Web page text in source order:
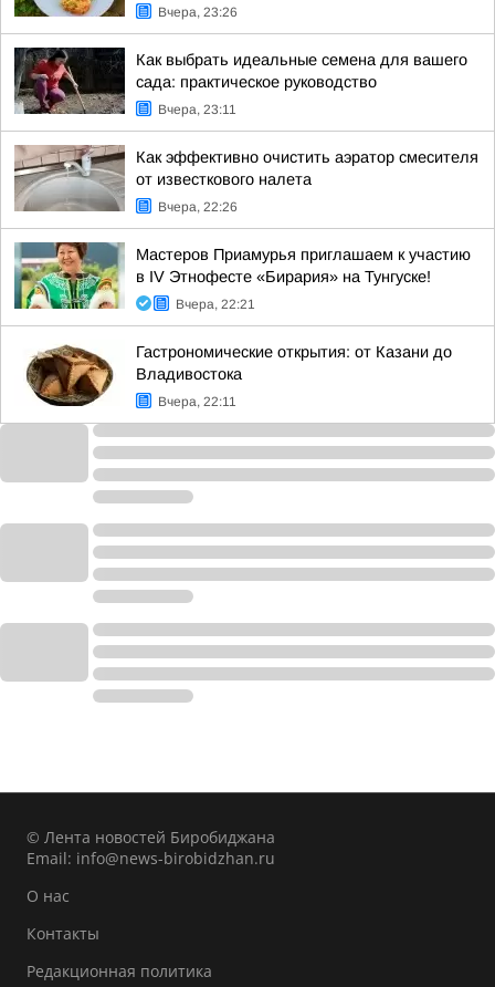
Вчера, 23:26
Как выбрать идеальные семена для вашего
сада: практическое руководство
Вчера, 23:11
Как эффективно очистить аэратор смесителя
от известкового налета
Вчера, 22:26
Мастеров Приамурья приглашаем к участию
в IV Этнофесте «Бирария» на Тунгуске!
Вчера, 22:21
Гастрономические открытия: от Казани до
Владивостока
Вчера, 22:11
© Лента новостей Биробиджана
Email: info@news-birobidzhan.ru
О нас
Контакты
Редакционная политика